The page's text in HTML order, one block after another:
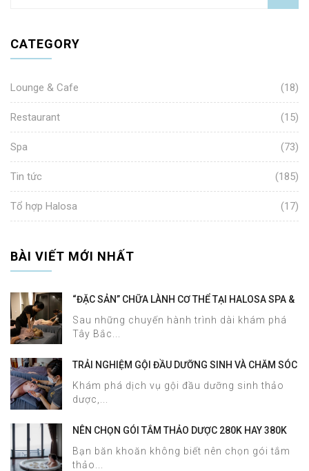
CATEGORY
Lounge & Cafe (18)
Restaurant (15)
Spa (73)
Tin tức (185)
Tổ hợp Halosa (17)
BÀI VIẾT MỚI NHẤT
“ĐẶC SẢN” CHỮA LÀNH CƠ THỂ TẠI HALOSA SPA &
Sau những chuyến hành trình dài khám phá
Tây Bắc...
TRẢI NGHIỆM GỘI ĐẦU DƯỠNG SINH VÀ CHĂM SÓC
Khám phá dịch vụ gội đầu dưỡng sinh thảo
dược,...
NÊN CHỌN GÓI TẮM THẢO DƯỢC 280K HAY 380K
Bạn băn khoăn không biết nên chọn gói tắm
thảo...